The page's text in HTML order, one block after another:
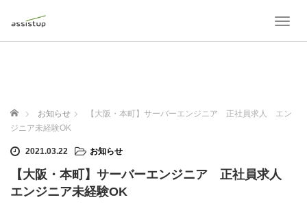
T
a
ホーム お知らせ
【大阪・本町】サーバーエンジニア 正社員求人 エン
ジニア未経験OK
2021.03.22 お知らせ
【大阪・本町】サーバーエンジニア 正社員求人
エンジニア未経験OK